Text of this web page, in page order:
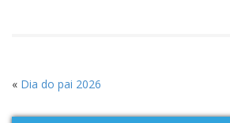
« Dia do pai 2026